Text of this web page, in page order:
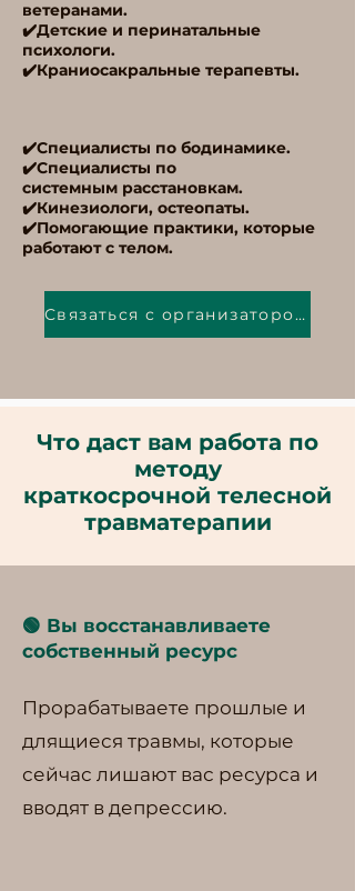
ветеранами.
✔️Детские и перинатальные
психологи.
✔️Краниосакральные терапевты.
✔️Специалисты по бодинамике.
✔️Специалисты по
системным расстановкам.
✔️Кинезиологи, остеопаты.
✔️Помогающие практики, которые
работают с телом.
Связаться с организатором
Что даст вам работа по
методу
краткосрочной телесной
травматерапии
🟢 Вы восстанавливаете
собственный ресурс
Прорабатываете прошлые и
длящиеся травмы, которые
сейчас лишают вас ресурса и
вводят в депрессию.